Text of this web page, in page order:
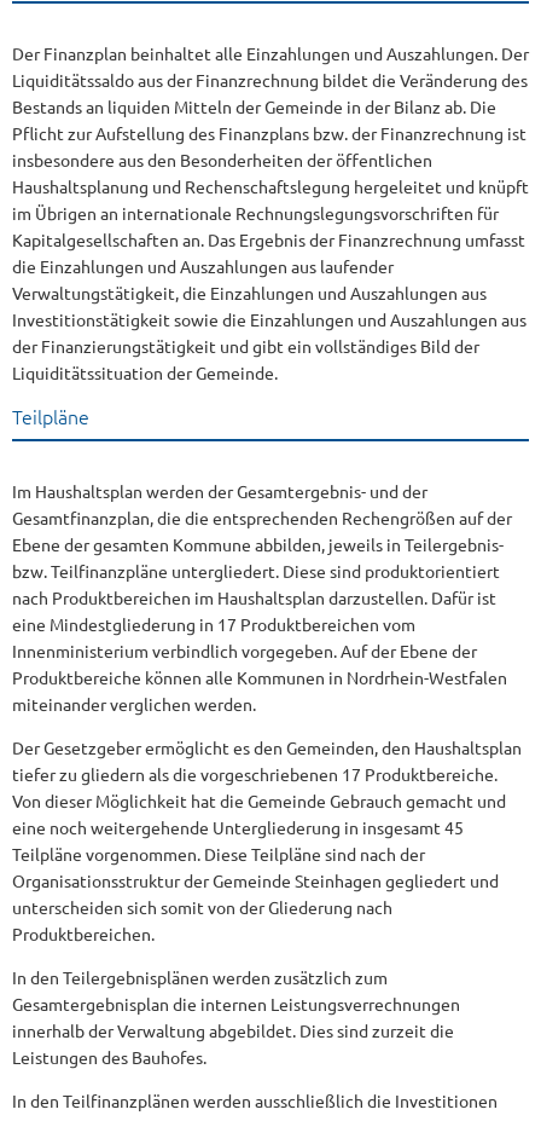
Der Finanzplan beinhaltet alle Einzahlungen und Auszahlungen. Der
Liquiditätssaldo aus der Finanzrechnung bildet die Veränderung des
Bestands an liquiden Mitteln der Gemeinde in der Bilanz ab. Die
Pflicht zur Aufstellung des Finanzplans bzw. der Finanzrechnung ist
insbesondere aus den Besonderheiten der öffentlichen
Haushaltsplanung und Rechenschaftslegung hergeleitet und knüpft
im Übrigen an internationale Rechnungslegungsvorschriften für
Kapitalgesellschaften an. Das Ergebnis der Finanzrechnung umfasst
die Einzahlungen und Auszahlungen aus laufender
Verwaltungstätigkeit, die Einzahlungen und Auszahlungen aus
Investitionstätigkeit sowie die Einzahlungen und Auszahlungen aus
der Finanzierungstätigkeit und gibt ein vollständiges Bild der
Liquiditätssituation der Gemeinde.
Teilpläne
Im Haushaltsplan werden der Gesamtergebnis- und der
Gesamtfinanzplan, die die entsprechenden Rechengrößen auf der
Ebene der gesamten Kommune abbilden, jeweils in Teilergebnis-
bzw. Teilfinanzpläne untergliedert. Diese sind produktorientiert
nach Produktbereichen im Haushaltsplan darzustellen. Dafür ist
eine Mindestgliederung in 17 Produktbereichen vom
Innenministerium verbindlich vorgegeben. Auf der Ebene der
Produktbereiche können alle Kommunen in Nordrhein-Westfalen
miteinander verglichen werden.
Der Gesetzgeber ermöglicht es den Gemeinden, den Haushaltsplan
tiefer zu gliedern als die vorgeschriebenen 17 Produktbereiche.
Von dieser Möglichkeit hat die Gemeinde Gebrauch gemacht und
eine noch weitergehende Untergliederung in insgesamt 45
Teilpläne vorgenommen. Diese Teilpläne sind nach der
Organisationsstruktur der Gemeinde Steinhagen gegliedert und
unterscheiden sich somit von der Gliederung nach
Produktbereichen.
In den Teilergebnisplänen werden zusätzlich zum
Gesamtergebnisplan die internen Leistungsverrechnungen
innerhalb der Verwaltung abgebildet. Dies sind zurzeit die
Leistungen des Bauhofes.
In den Teilfinanzplänen werden ausschließlich die Investitionen